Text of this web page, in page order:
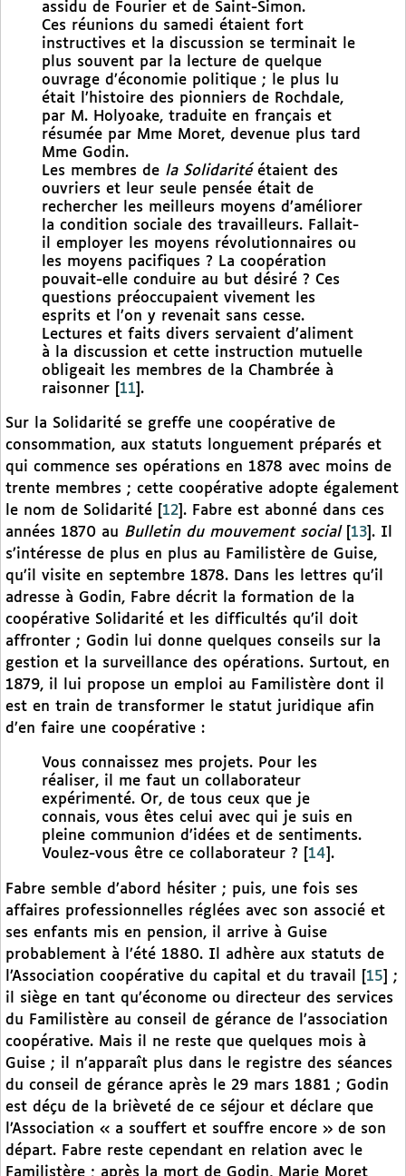
assidu de Fourier et de Saint-Simon.
Ces réunions du samedi étaient fort
instructives et la discussion se terminait le
plus souvent par la lecture de quelque
ouvrage d’économie politique ; le plus lu
était l’histoire des pionniers de Rochdale,
par M. Holyoake, traduite en français et
résumée par Mme Moret, devenue plus tard
Mme Godin.
Les membres de la Solidarité étaient des
ouvriers et leur seule pensée était de
rechercher les meilleurs moyens d’améliorer
la condition sociale des travailleurs. Fallait-
il employer les moyens révolutionnaires ou
les moyens pacifiques ? La coopération
pouvait-elle conduire au but désiré ? Ces
questions préoccupaient vivement les
esprits et l’on y revenait sans cesse.
Lectures et faits divers servaient d’aliment
à la discussion et cette instruction mutuelle
obligeait les membres de la Chambrée à
raisonner
11 .
Sur la Solidarité se greffe une coopérative de
consommation, aux statuts longuement préparés et
qui commence ses opérations en 1878 avec moins de
trente membres ; cette coopérative adopte également
le nom de Solidarité
12 . Fabre est abonné dans ces
années 1870 au Bulletin du mouvement social[ 13 . Il
s’intéresse de plus en plus au Familistère de Guise,
qu’il visite en septembre 1878. Dans les lettres qu’il
adresse à Godin, Fabre décrit la formation de la
coopérative Solidarité et les difficultés qu’il doit
affronter ; Godin lui donne quelques conseils sur la
gestion et la surveillance des opérations. Surtout, en
1879, il lui propose un emploi au Familistère dont il
est en train de transformer le statut juridique afin
d’en faire une coopérative :
Vous connaissez mes projets. Pour les
réaliser, il me faut un collaborateur
expérimenté. Or, de tous ceux que je
connais, vous êtes celui avec qui je suis en
pleine communion d’idées et de sentiments.
Voulez-vous être ce collaborateur ?
14 .
Fabre semble d’abord hésiter ; puis, une fois ses
affaires professionnelles réglées avec son associé et
ses enfants mis en pension, il arrive à Guise
probablement à l’été 1880. Il adhère aux statuts de
l’Association coopérative du capital et du travail
15
;
il siège en tant qu’économe ou directeur des services
du Familistère au conseil de gérance de l’association
coopérative. Mais il ne reste que quelques mois à
Guise ; il n’apparaît plus dans le registre des séances
du conseil de gérance après le 29 mars 1881 ; Godin
est déçu de la brièveté de ce séjour et déclare que
l’Association « a souffert et souffre encore » de son
départ. Fabre reste cependant en relation avec le
Familistère ; après la mort de Godin, Marie Moret